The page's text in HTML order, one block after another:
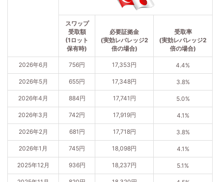
スワップ
受取額
(1ロット
保有時)
必要証拠金
(実効レバレッジ2
倍の場合)
受取率
(実効レバレッジ2
倍の場合)
2026年6月 756円 17,353円 4.4%
2026年5月 655円 17,348円 3.8%
2026年4月 884円 17,741円 5.0%
2026年3月 742円 17,919円 4.1%
2026年2月 681円 17,718円 3.8%
2026年1月 745円 18,098円 4.1%
2025年12月 936円 18,237円 5.1%